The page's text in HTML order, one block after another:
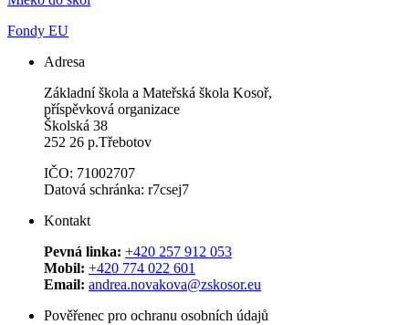
Fondy EU
Adresa
Základní škola a Mateřská škola Kosoř,
příspěvková organizace
Školská 38
252 26 p.Třebotov
IČO: 71002707
Datová schránka: r7csej7
Kontakt
Pevná linka: +420 257 912 053
Mobil: +420 774 022 601
Email: andrea.novakova@zskosor.eu
Pověřenec pro ochranu osobních údajů